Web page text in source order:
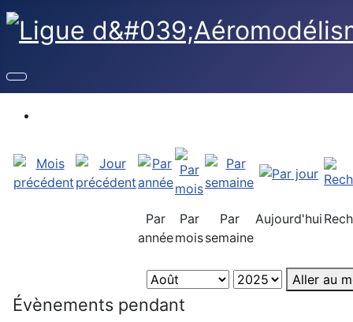
Par
année
Par
mois
Par
semaine
Aujourd'hui
Aller au
Évènements pendant